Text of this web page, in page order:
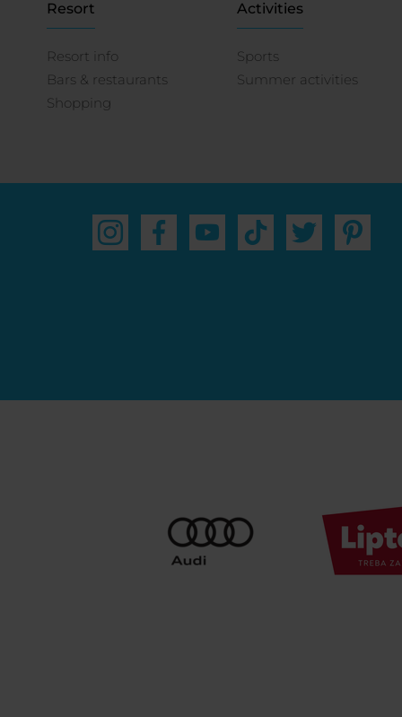
Resort
Resort info
Bars & restaurants
Shopping
Activities
Sports
Summer activities